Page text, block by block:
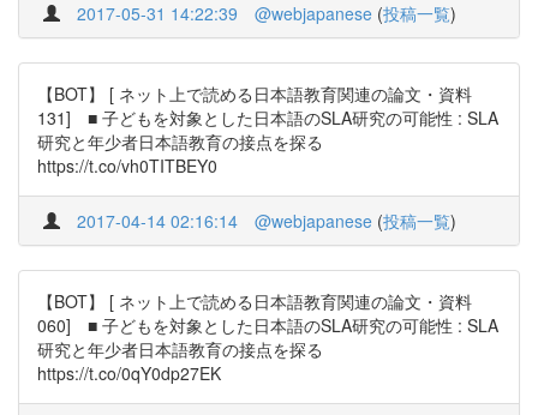
2017-05-31 14:22:39 @webjapanese (投稿一覧)
【BOT】 [ ネット上で読める日本語教育関連の論文・資料
131] ■ 子どもを対象とした日本語のSLA研究の可能性 : SLA
研究と年少者日本語教育の接点を探る
https://t.co/vh0TITBEY0
2017-04-14 02:16:14 @webjapanese (投稿一覧)
【BOT】 [ ネット上で読める日本語教育関連の論文・資料
060] ■ 子どもを対象とした日本語のSLA研究の可能性 : SLA
研究と年少者日本語教育の接点を探る
https://t.co/0qY0dp27EK